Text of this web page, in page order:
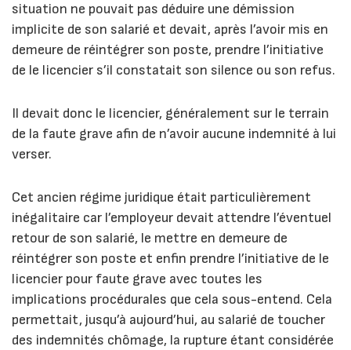
situation ne pouvait pas déduire une démission
implicite de son salarié et devait, après l’avoir mis en
demeure de réintégrer son poste, prendre l’initiative
de le licencier s’il constatait son silence ou son refus.
Il devait donc le licencier, généralement sur le terrain
de la faute grave afin de n’avoir aucune indemnité à lui
verser.
Cet ancien régime juridique était particulièrement
inégalitaire car l’employeur devait attendre l’éventuel
retour de son salarié, le mettre en demeure de
réintégrer son poste et enfin prendre l’initiative de le
licencier pour faute grave avec toutes les
implications procédurales que cela sous-entend. Cela
permettait, jusqu’à aujourd’hui, au salarié de toucher
des indemnités chômage, la rupture étant considérée